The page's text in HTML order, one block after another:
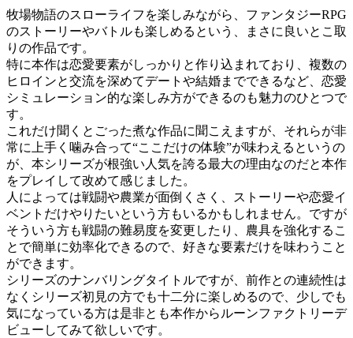
牧場物語のスローライフを楽しみながら、ファンタジーRPG
のストーリーやバトルも楽しめるという、まさに良いとこ取
りの作品です。
特に本作は恋愛要素がしっかりと作り込まれており、複数の
ヒロインと交流を深めてデートや結婚までできるなど、恋愛
シミュレーション的な楽しみ方ができるのも魅力のひとつで
す。
これだけ聞くとごった煮な作品に聞こえますが、それらが非
常に上手く噛み合って“ここだけの体験”が味わえるというの
が、本シリーズが根強い人気を誇る最大の理由なのだと本作
をプレイして改めて感じました。
人によっては戦闘や農業が面倒くさく、ストーリーや恋愛イ
ベントだけやりたいという方もいるかもしれません。ですが
そういう方も戦闘の難易度を変更したり、農具を強化するこ
とで簡単に効率化できるので、好きな要素だけを味わうこと
ができます。
シリーズのナンバリングタイトルですが、前作との連続性は
なくシリーズ初見の方でも十二分に楽しめるので、少しでも
気になっている方は是非とも本作からルーンファクトリーデ
ビューしてみて欲しいです。